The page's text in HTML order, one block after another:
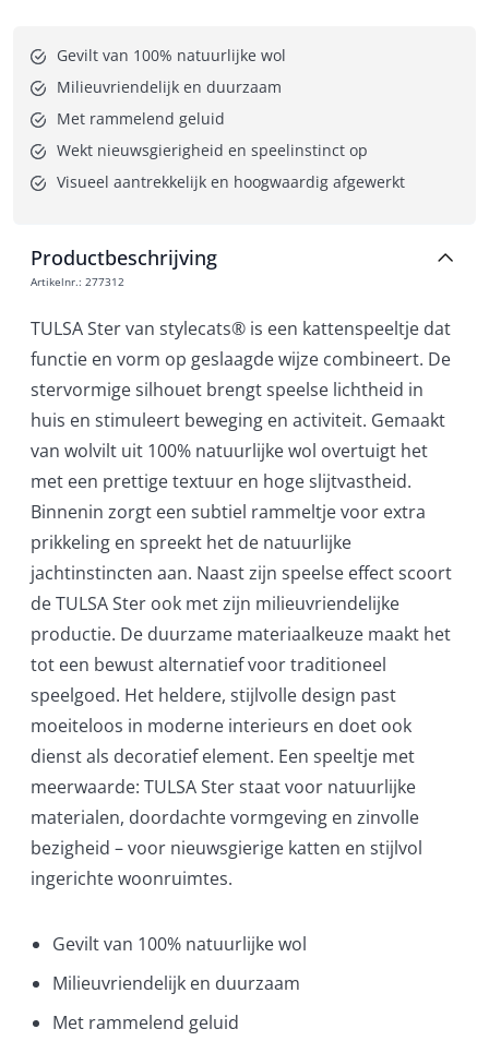
Gevilt van 100% natuurlijke wol
Milieuvriendelijk en duurzaam
Met rammelend geluid
Wekt nieuwsgierigheid en speelinstinct op
Visueel aantrekkelijk en hoogwaardig afgewerkt
Productbeschrijving
Artikelnr.: 277312
TULSA Ster van stylecats® is een kattenspeeltje dat
functie en vorm op geslaagde wijze combineert. De
stervormige silhouet brengt speelse lichtheid in
huis en stimuleert beweging en activiteit. Gemaakt
van wolvilt uit 100% natuurlijke wol overtuigt het
met een prettige textuur en hoge slijtvastheid.
Binnenin zorgt een subtiel rammeltje voor extra
prikkeling en spreekt het de natuurlijke
jachtinstincten aan. Naast zijn speelse effect scoort
de TULSA Ster ook met zijn milieuvriendelijke
productie. De duurzame materiaalkeuze maakt het
tot een bewust alternatief voor traditioneel
speelgoed. Het heldere, stijlvolle design past
moeiteloos in moderne interieurs en doet ook
dienst als decoratief element. Een speeltje met
meerwaarde: TULSA Ster staat voor natuurlijke
materialen, doordachte vormgeving en zinvolle
bezigheid – voor nieuwsgierige katten en stijlvol
ingerichte woonruimtes.
Gevilt van 100% natuurlijke wol
Milieuvriendelijk en duurzaam
Met rammelend geluid